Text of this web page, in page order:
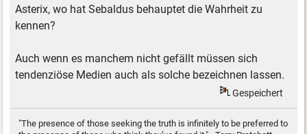
Asterix, wo hat Sebaldus behauptet die Wahrheit zu
kennen?
Auch wenn es manchem nicht gefällt müssen sich
tendenziöse Medien auch als solche bezeichnen lassen.
Gespeichert
"The presence of those seeking the truth is infinitely to be preferred to